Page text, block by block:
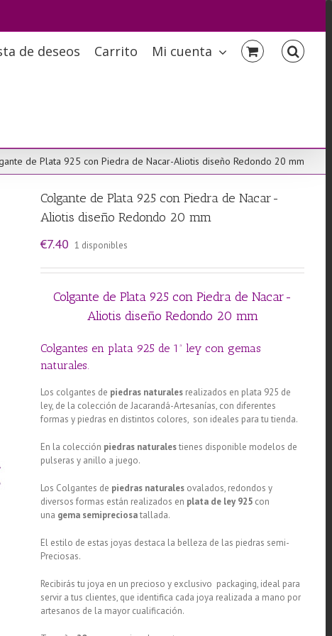
de deseos Carrito Mi cuenta
de Plata 925 con Piedra de Nacar-Aliotis diseño Redondo 20 mm
Colgante de Plata 925 con Piedra de Nacar-
Aliotis diseño Redondo 20 mm
€7.40 1 disponibles
Colgante de Plata 925 con Piedra de Nacar-
Aliotis diseño Redondo 20 mm
Colgantes en plata 925 de 1ª ley con gemas
naturales.
Los colgantes de piedras naturales realizados en plata 925 de
ley, de la colección de Jacarandá-Artesanías, con diferentes
formas y piedras en distintos colores, son ideales para tu tienda.
En la colección piedras naturalestienes disponible modelos de
pulseras y anillo a juego.
Los Colgantes de piedras naturales ovalados, redondos y
diversos formas están realizados en plata de ley 925 con
una gema semipreciosatallada.
El estilo de estas joyas destaca la belleza de las piedras semi-
Preciosas.
Recibirás tu joya en un precioso y exclusivo packaging, ideal para
servir a tus clientes, que identifica cada joya realizada a mano por
artesanos de la mayor cualificación.